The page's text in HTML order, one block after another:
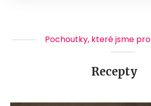
Pochoutky, které jsme
Recepty